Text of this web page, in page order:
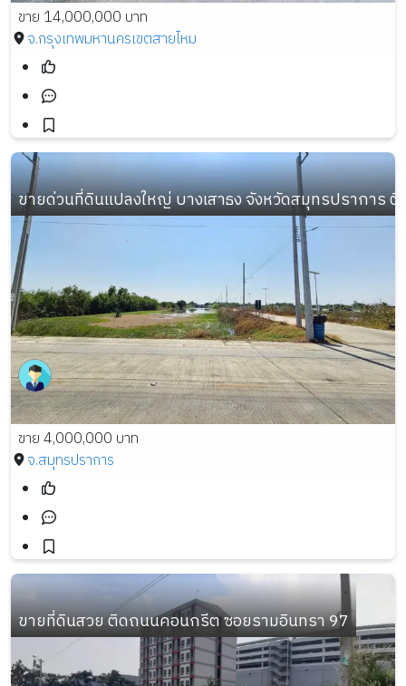
ขาย 14,000,000 บาท
จ.กรุงเทพมหานครเขตสายไหม
ขายด่วนที่ดินแปลงใหญ่ บางเสาธง จังหวัดสมุทรปราการ
ขาย 4,000,000 บาท
จ.สมุทรปราการ
ขายที่ดินสวย ติดถนนคอนกรีต ซอยรามอินทรา 97